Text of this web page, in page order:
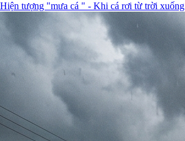
Hiện tượng "mưa cá " - Khi cá rơi từ trời xuống